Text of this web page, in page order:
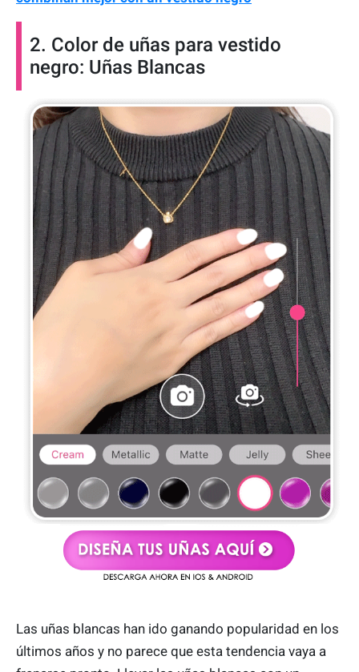
2. Color de uñas para vestido
negro: Uñas Blancas
Las uñas blancas han ido ganando popularidad en los
últimos años y no parece que esta tendencia vaya a